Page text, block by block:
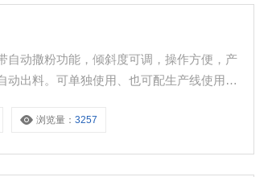
自动撒粉功能，倾斜度可调，操作方便，产
出料。可单独使用、也可配生产线使用。
浏览量：3257